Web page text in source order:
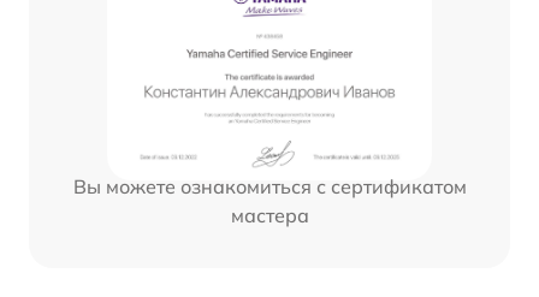
Вы можете ознакомиться с сертификатом
мастера